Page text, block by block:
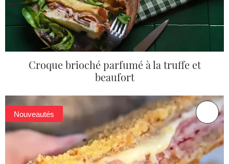
Croque brioché parfumé à la truffe et
beaufort
Nouveautés